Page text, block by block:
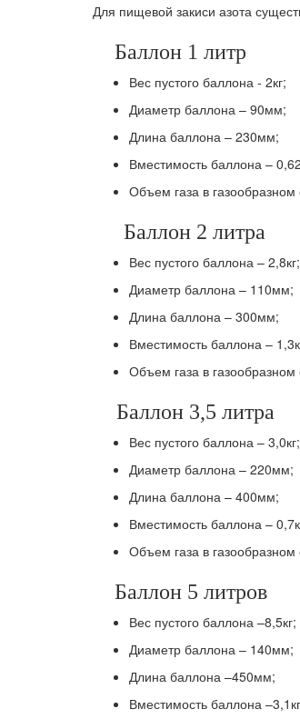
Для пищевой закиси азота
Баллон 1 литр
Вес пустого баллона - 2кг;
Диаметр баллона – 90мм;
Длина баллона – 230мм;
Вместимость баллона –
Объем газа в
Баллон 2 литра
Вес пустого баллона – 2,8кг;
Диаметр баллона – 110мм;
Длина баллона – 300мм;
Вместимость баллона –
Объем газа в
Баллон 3,5 литра
Вес пустого баллона – 3,0кг;
Диаметр баллона – 220мм;
Длина баллона – 400мм;
Вместимость баллона –
Объем газа в
Баллон 5 литров
Вес пустого баллона –8,5кг;
Диаметр баллона – 140мм;
Длина баллона –450мм;
Вместимость баллона